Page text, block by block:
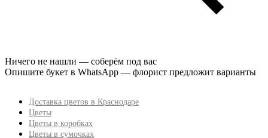
Ничего не нашли — соберём под вас
Опишите букет в WhatsApp — флорист предложит варианты
Доставка цветов в Краснодаре
Цветы
Цветы в коробках
Цветы в сумочках